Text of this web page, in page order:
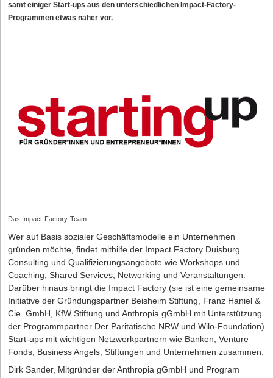
samt einiger Start-ups aus den unterschiedlichen Impact-Factory-
Programmen etwas näher vor.
Das Impact-Factory-Team
Wer auf Basis sozialer Geschäftsmodelle ein Unternehmen
gründen möchte, findet mithilfe der Impact Factory Duisburg
Consulting und Qualifizierungsangebote wie Workshops und
Coaching, Shared Services, Networking und Veranstaltungen.
Darüber hinaus bringt die Impact Factory (sie ist eine gemeinsame
Initiative der Gründungspartner Beisheim Stiftung, Franz Haniel &
Cie. GmbH, KfW Stiftung und Anthropia gGmbH mit Unterstützung
der Programmpartner Der Paritätische NRW und Wilo-Foundation)
Start-ups mit wichtigen Netzwerkpartnern wie Banken, Venture
Fonds, Business Angels, Stiftungen und Unternehmen zusammen.
Dirk Sander, Mitgründer der Anthropia gGmbH und Program